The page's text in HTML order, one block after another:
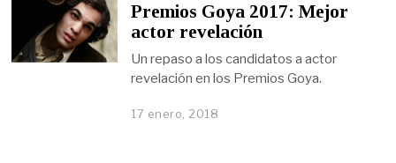
Premios Goya 2017: Mejor
actor revelación
Un repaso a los candidatos a actor
revelación en los Premios Goya.
17 enero, 2018